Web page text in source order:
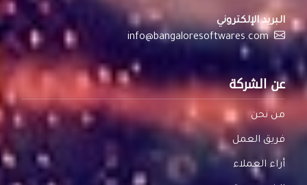
البريد الإلكتروني
info@bangaloresoftwares.com
عن الشركة
من نحن
فريق العمل
أراء العملاء